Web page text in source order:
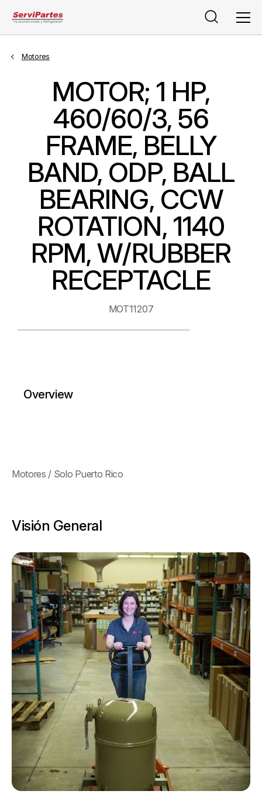
Buscar
Motores
MOTOR; 1 HP,
460/60/3, 56
FRAME, BELLY
BAND, ODP, BALL
BEARING, CCW
ROTATION, 1140
RPM, W/RUBBER
RECEPTACLE
MOT11207
Overview
Motores / Solo Puerto Rico
Visión General